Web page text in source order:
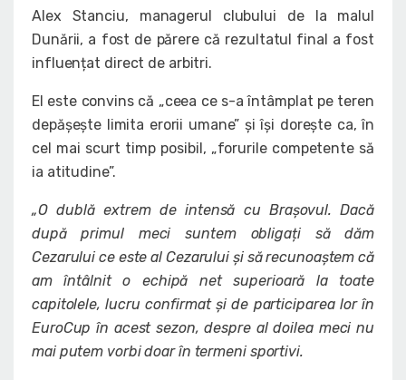
Alex Stanciu, managerul clubului de la malul
Dunării, a fost de părere că rezultatul final a fost
influențat direct de arbitri.
El este convins că „ceea ce s-a întâmplat pe teren
depășește limita erorii umane” și își dorește ca, în
cel mai scurt timp posibil, „forurile competente să
ia atitudine”.
„O dublă extrem de intensă cu Brașovul. Dacă
după primul meci suntem obligați să dăm
Cezarului ce este al Cezarului și să recunoaștem că
am întâlnit o echipă net superioară la toate
capitolele, lucru confirmat și de participarea lor în
EuroCup în acest sezon, despre al doilea meci nu
mai putem vorbi doar în termeni sportivi.